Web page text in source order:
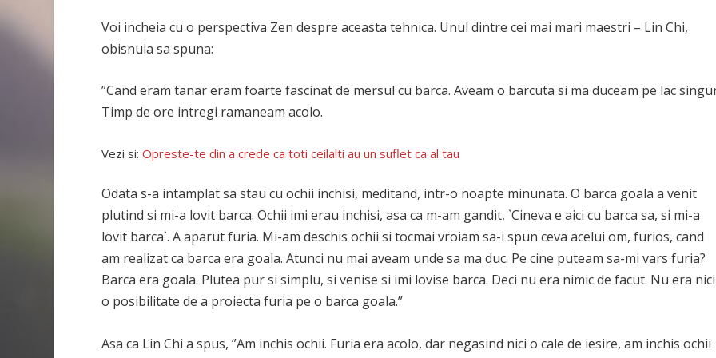
Voi incheia cu o perspectiva Zen despre aceasta tehnica. Unul dintre cei mai mari maestri – Lin Chi,
obisnuia sa spuna:
”Cand eram tanar eram foarte fascinat de mersul cu barca. Aveam o barcuta si ma duceam pe lac
Timp de ore intregi ramaneam acolo.
Vezi si:Opreste-te din a crede ca toti ceilalti au un suflet ca al tau
Odata s-a intamplat sa stau cu ochii inchisi, meditand, intr-o noapte minunata. O barca goala a venit
plutind si mi-a lovit barca. Ochii imi erau inchisi, asa ca m-am gandit, `Cineva e aici cu barca sa, si mi-a
lovit barca`. A aparut furia. Mi-am deschis ochii si tocmai vroiam sa-i spun ceva acelui om, furios, cand
am realizat ca barca era goala. Atunci nu mai aveam unde sa ma duc. Pe cine puteam sa-mi vars furia?
Barca era goala. Plutea pur si simplu, si venise si imi lovise barca. Deci nu era nimic de facut. Nu era nici
o posibilitate de a proiecta furia pe o barca goala.”
Asa ca Lin Chi a spus, ”Am inchis ochii. Furia era acolo, dar negasind nici o cale de iesire, am inchis ochii